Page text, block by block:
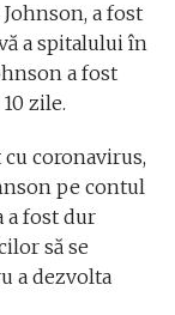
a fost
a spitalului în
a fost
zile.
coronavirus,
pe contul
a fost dur
să se
a dezvolta